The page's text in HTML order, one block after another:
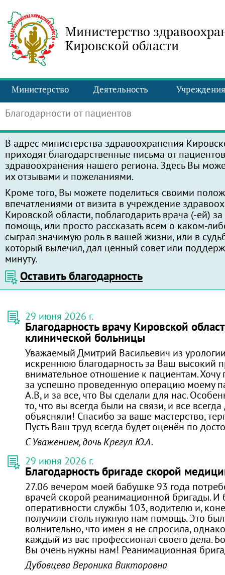
Министерство
Кировской области
Министерство Деятельность Учреждения
Благодарности от пациентов
В адрес министерства здравоохранения
приходят благодарственные письма от
здравоохранения нашего региона. Здесь Вы
их отзывами и пожеланиями.
Кроме того, Вы можете поделиться своими
впечатлениями от визита в учреждение
Кировской области, поблагодарить врача (-ей)
помощь, или просто рассказать всем о каком-
сыграл значимую роль в вашей жизни, или в
который вылечил, дал ценный совет или
минуту.
Оставить благодарность
29 июня 2026 г.
Благодарность врачу Кировской
клинической больницы
Уважаемый Дмитрий Васильевич из
искреннюю благодарность за Ваш высокий
внимательное отношение к пациентам. Хочу
за успешно проведенную операцию моему
А.В, и за все, что Вы сделали для нас.
то, что вы всегда были на связи, и все
объясняли! Спасибо за ваше мастерство,
Пусть Ваш труд всегда будет оценён по
С Уважением, дочь Крегул Ю.А.
29 июня 2026 г.
Благодарность бригаде скорой
27.06 вечером моей бабушке 93 года
врачей скорой реанимационной бригады. И
оперативности службы 103, водителю и,
получили столь нужную нам помощь. Это
волнительно, что имен я не спросила,
каждый из вас профессионал своего дела.
Вы очень нужны нам! Реанимационная
Дубовцева Вероника Викторовна